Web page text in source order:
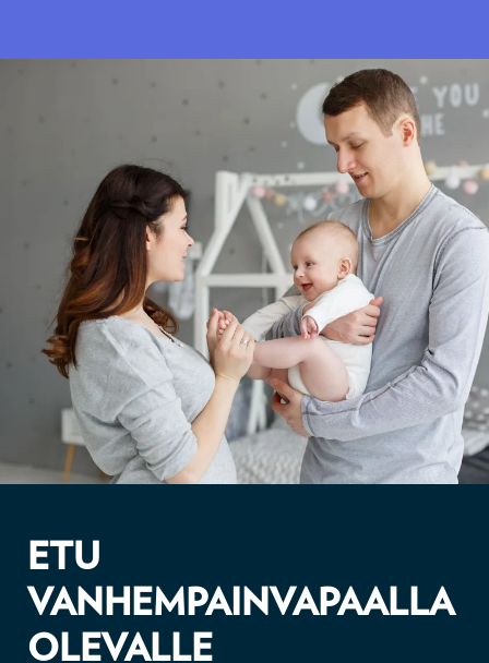
ETU
VANHEMPAINVAPAALLA
OLEVALLE